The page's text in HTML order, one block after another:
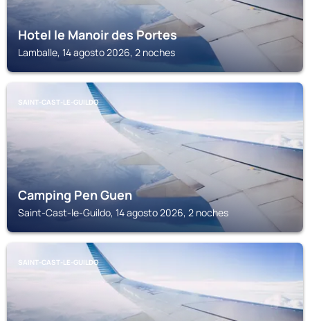
Hotel le Manoir des Portes
Lamballe, 14 agosto 2026, 2 noches
SAINT-CAST-LE-GUILDO
Camping Pen Guen
Saint-Cast-le-Guildo, 14 agosto 2026, 2 noches
SAINT-CAST-LE-GUILDO